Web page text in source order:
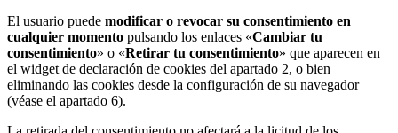
El usuario puede modificar o revocar su consentimiento en
cualquier momento pulsando los enlaces «Cambiar tu
consentimiento» o «Retirar tu consentimiento» que aparecen en
el widget de declaración de cookies del apartado 2, o bien
eliminando las cookies desde la configuración de su navegador
(véase el apartado 6).